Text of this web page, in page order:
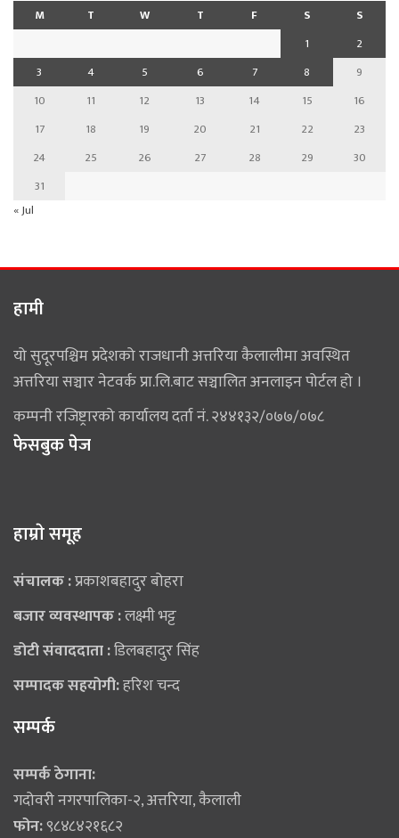
M T W T F S
S
1
2
3
4 5 6 7 8
9
10
11 12 13 14 15
16
17
18 19 20 21 22
23
24
25 26 27 28 29
30
31
« Jul
हामी
यो सुदूरपश्चिम प्रदेशको राजधानी अत्तरिया कैलालीमा अवस्थित
अत्तरिया सञ्चार नेटवर्क प्रा.लि.बाट सञ्चालित अनलाइन पोर्टल हो ।
कम्पनी रजिष्ट्रारको कार्यालय दर्ता नं. २४४१३२/०७७/०७८
फेसबुक पेज
हाम्राे समूह
संचालक :प्रकाशबहादुर बोहरा
बजार व्यवस्थापक :लक्ष्मी भट्ट
डोटी संवाददाता :डिलबहादुर सिंह
सम्पादक सहयोगी:हरिश चन्द
सम्पर्क
सम्पर्क ठेगाना:
गदोवरी नगरपालिका-२, अत्तरिया, कैलाली
फोन:९८४८४२१६८२